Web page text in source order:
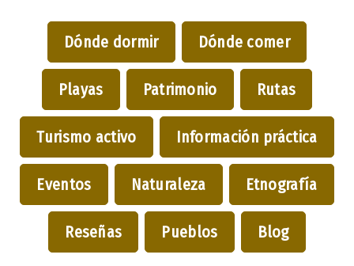
Dónde dormir Dónde comer
Playas Patrimonio Rutas
Turismo activo Información práctica
Eventos Naturaleza Etnografía
Reseñas Pueblos Blog